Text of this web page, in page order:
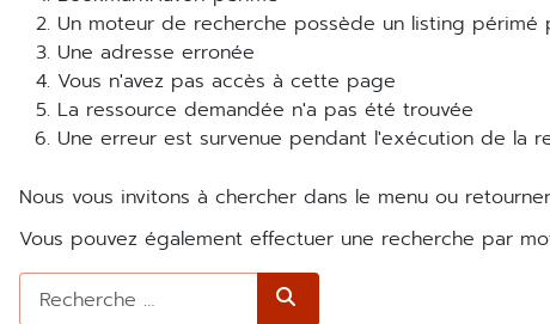
Un moteur de recherche possède un listing
une adresse erronée
vous n'avez pas accès à cette page
La ressource demandée n'a pas été trouvée
Une erreur est survenue pendant l'exécution de la
Nous vous invitons à chercher dans le menu ou
Vous pouvez également effectuer une recherche par
Rechercher